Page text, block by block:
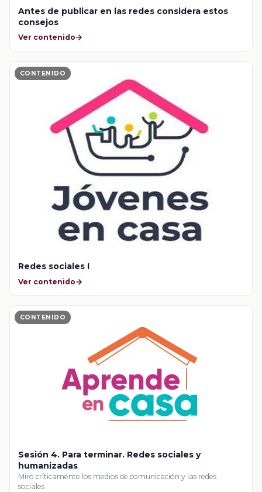
Antes de publicar en las redes considera estos
consejos
Ver contenido
CONTENIDO
Redes sociales I
Ver contenido
CONTENIDO
Sesión 4. Para terminar. Redes sociales y
humanizadas
Miro críticamente los medios de comunicación y las redes
sociales